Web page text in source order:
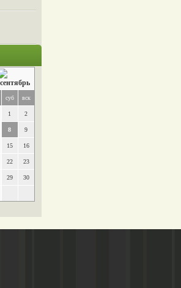
суб вск
1 2
8 9
15 16
22 23
29 30